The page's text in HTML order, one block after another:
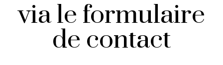
via le formulaire
de contact